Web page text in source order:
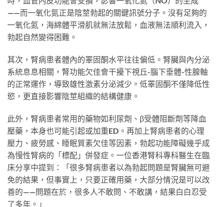
——而一氧化氮正是陰莖勃起的關鍵訊號分子。沒有足夠的
一氧化氮，海綿體平滑肌就無法放鬆，血液無法順利流入，
勃起自然變得困難。
其次，腎病患者體內的睪固酮水平往往偏低。腎臟與內分泌
系統息息相關，腎功能欠佳會干擾下視丘-腦下垂體-性腺軸
的正常運作，導致雄性激素分泌減少。低睪固酮不僅降低性
慾，更直接影響陰莖組織的結構健康。
此外，腎病患者常用的藥物如利尿劑、β受體阻斷劑等降血
壓藥，本身也可能引起或加重ED。再加上腎病患者的心理
壓力、疲勞感、睡眠質素欠佳等因素，勃起功能障礙幾乎成
為慢性腎病的「標配」併發症。一位香港腎科專科醫生在臨
床分享中提到：「很多腎病患者以為勃起問題是腎臟無可避
免的結果，但事實上，只要正確用藥，大部分情況是可以改
善的——問題在於，很多人不敢問、不敢講，結果白白忍受
了多年。」